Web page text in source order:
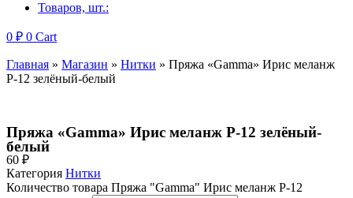
Товаров, шт.:
0 ₽ 0 Cart
Главная » Магазин » Нитки » Пряжа «Gamma» Ирис меланж
Р-12 зелёный-белый
Пряжа «Gamma» Ирис меланж Р-12 зелёный-
белый
60 ₽
Категория Нитки
Количество товара Пряжа "Gamma" Ирис меланж Р-12